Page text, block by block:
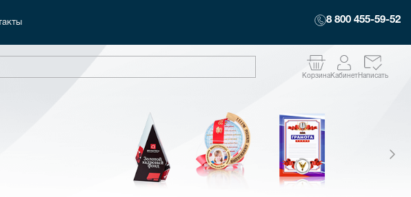
8 800 455-59-52
КорзинаКабинетНаписать